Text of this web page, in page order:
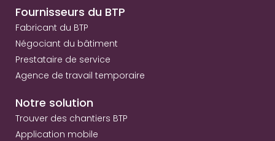
Fournisseurs du BTP
Fabricant du BTP
Négociant du bâtiment
Prestataire de service
Agence de travail temporaire
Notre solution
Trouver des chantiers BTP
Application mobile